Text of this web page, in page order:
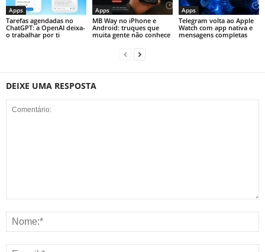
Apps
Tarefas agendadas no
ChatGPT: a OpenAI deixa-
o trabalhar por ti
Apps
MB Way no iPhone e
Android: truques que
muita gente não conhece
Apps
Telegram volta ao Apple
Watch com app nativa e
mensagens completas
DEIXE UMA RESPOSTA